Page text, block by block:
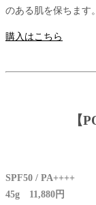
のある肌を保ちます。
購入はこちら
【
SPF50 / PA++++
45g 11,880円